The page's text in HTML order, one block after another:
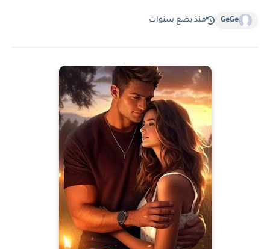
GeGe منذ بضع سنوات